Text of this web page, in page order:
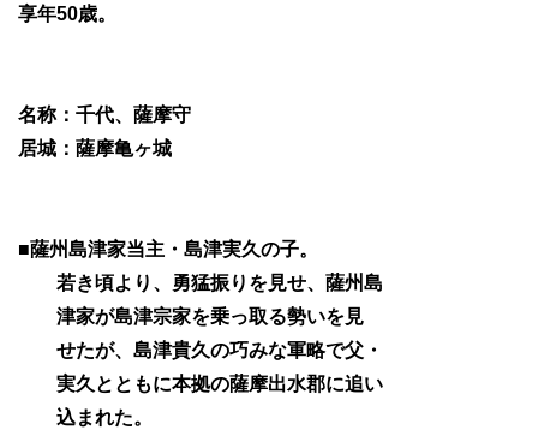
o
享年50歳。
名称：千代、薩摩守
居城：薩摩亀ヶ城
■薩州島津家当主・島津実久の子。
若き頃より、勇猛振りを見せ、薩州島
津家が島津宗家を乗っ取る勢いを見
せたが、島津貴久の巧みな軍略で父・
実久とともに本拠の薩摩出水郡に追い
込まれた。